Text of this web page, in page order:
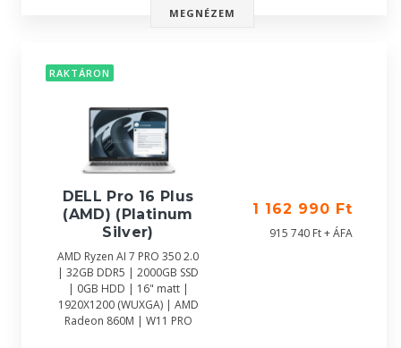
MEGNÉZEM
RAKTÁRON
DELL Pro 16 Plus
(AMD) (Platinum
Silver)
AMD Ryzen AI 7 PRO 350 2.0
| 32GB DDR5 | 2000GB SSD
| 0GB HDD | 16" matt |
1920X1200 (WUXGA) | AMD
Radeon 860M | W11 PRO
1 162 990 Ft
915 740 Ft + ÁFA